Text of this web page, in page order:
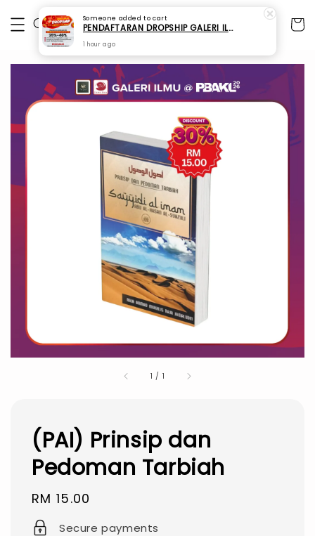
1 / 1
(PAI) Prinsip dan
Pedoman Tarbiah
Regular
price
RM 15.00
Secure payments
Someone added to cart
PENDAFTARAN DROPSHIP GALERI ILMU
1 hour ago